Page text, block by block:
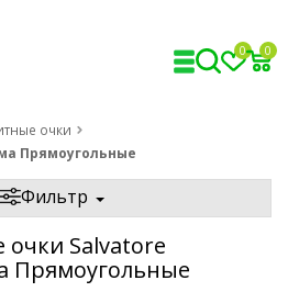
0 0
очки
Прямоугольные
Фильтр
Salvatore
Прямоугольные